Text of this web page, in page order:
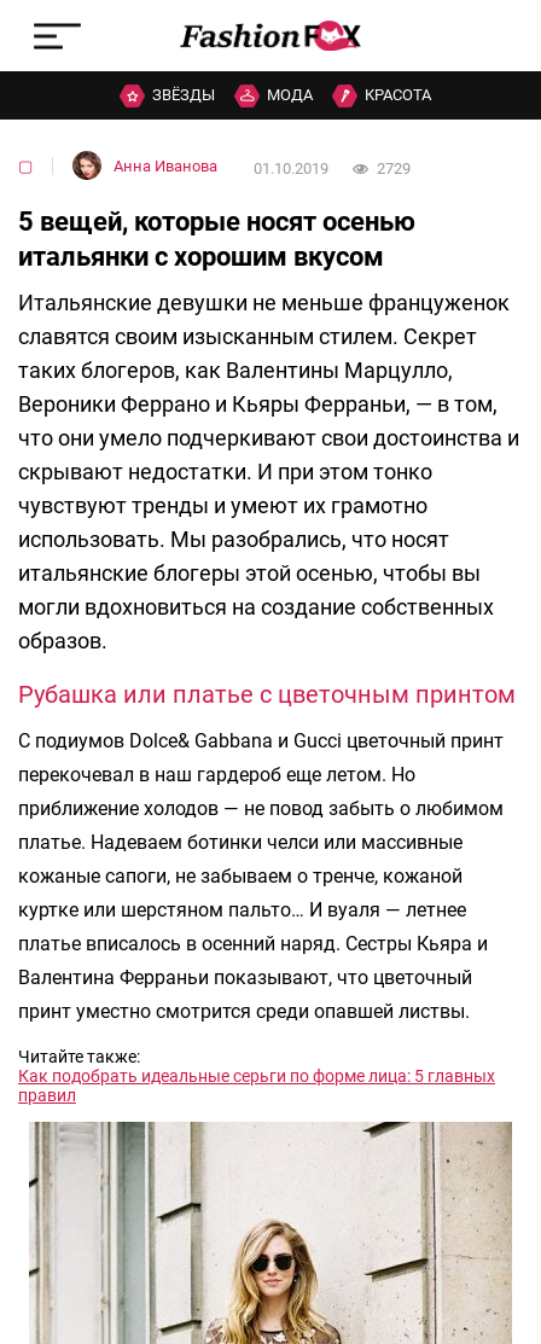
ЗВЁЗДЫ МОДА КРАСОТА
▢ Анна Иванова 01.10.2019 2729
5 вещей, которые носят осенью
итальянки с хорошим вкусом
Итальянские девушки не меньше француженок
славятся своим изысканным стилем. Секрет
таких блогеров, как Валентины Марцулло,
Вероники Феррано и Кьяры Ферраньи, — в том,
что они умело подчеркивают свои достоинства и
скрывают недостатки. И при этом тонко
чувствуют тренды и умеют их грамотно
использовать. Мы разобрались, что носят
итальянские блогеры этой осенью, чтобы вы
могли вдохновиться на создание собственных
образов.
Рубашка или платье с цветочным принтом
С подиумов Dolce& Gabbana и Gucci цветочный принт
перекочевал в наш гардероб еще летом. Но
приближение холодов — не повод забыть о любимом
платье. Надеваем ботинки челси или массивные
кожаные сапоги, не забываем о тренче, кожаной
куртке или шерстяном пальто… И вуаля — летнее
платье вписалось в осенний наряд. Сестры Кьяра и
Валентина Ферраньи показывают, что цветочный
принт уместно смотрится среди опавшей листвы.
Читайте также:
Как подобрать идеальные серьги по форме лица: 5 главных
правил